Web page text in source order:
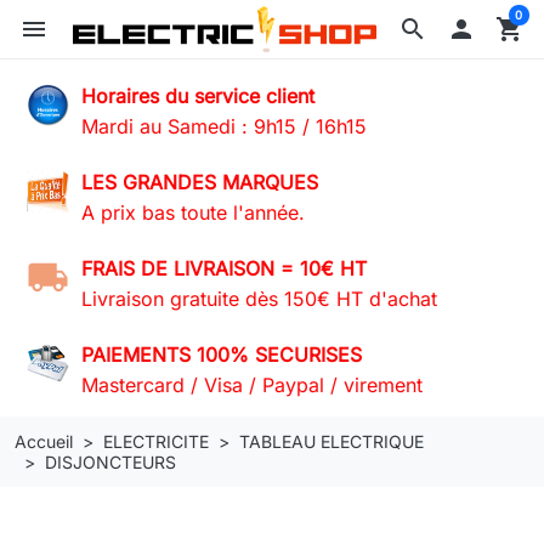
search
menu  shopping_cart
0
Horaires du service client
Mardi au Samedi : 9h15 / 16h15
LES GRANDES MARQUES
A prix bas toute l'année.
FRAIS DE LIVRAISON = 10€ HT
Livraison gratuite dès 150€ HT d'achat
PAIEMENTS 100% SECURISES
Mastercard / Visa / Paypal / virement
Accueil ELECTRICITE
TABLEAU ELECTRIQUE
DISJONCTEURS